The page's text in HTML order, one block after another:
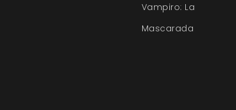
Vampiro: La
Mascarada